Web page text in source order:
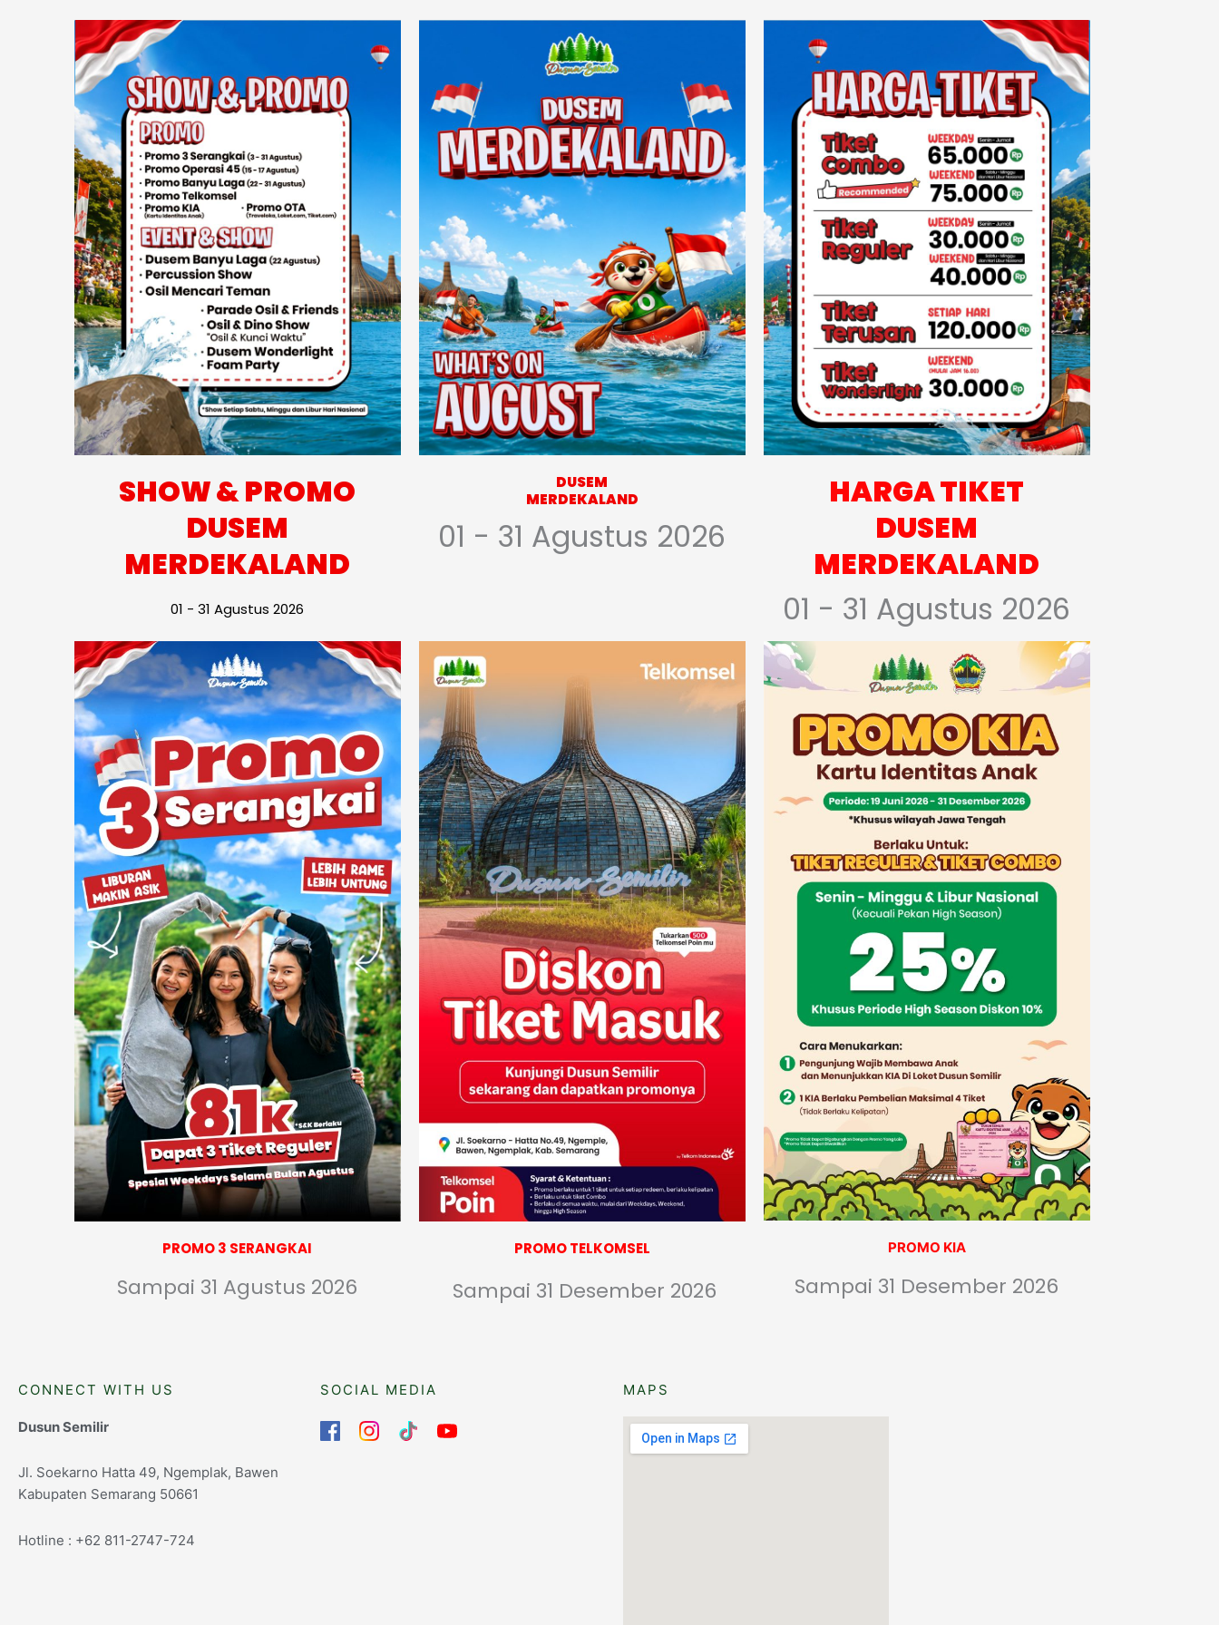
SHOW & PROMO
DUSEM
MERDEKALAND
01 - 31 Agustus 2026
DUSEM
MERDEKALAND
01 - 31 Agustus 2026
HARGA TIKET
DUSEM
MERDEKALAND
01 - 31 Agustus 2026
PROMO 3 SERANGKAI
Sampai 31 Agustus 2026
PROMO TELKOMSEL
Sampai 31 Desember 2026
PROMO KIA
Sampai 31 Desember 2026
CONNECT WITH US
Dusun Semilir
Jl. Soekarno Hatta 49, Ngemplak, Bawen
Kabupaten Semarang 50661
Hotline : +62 811-2747-724
SOCIAL MEDIA MAPS